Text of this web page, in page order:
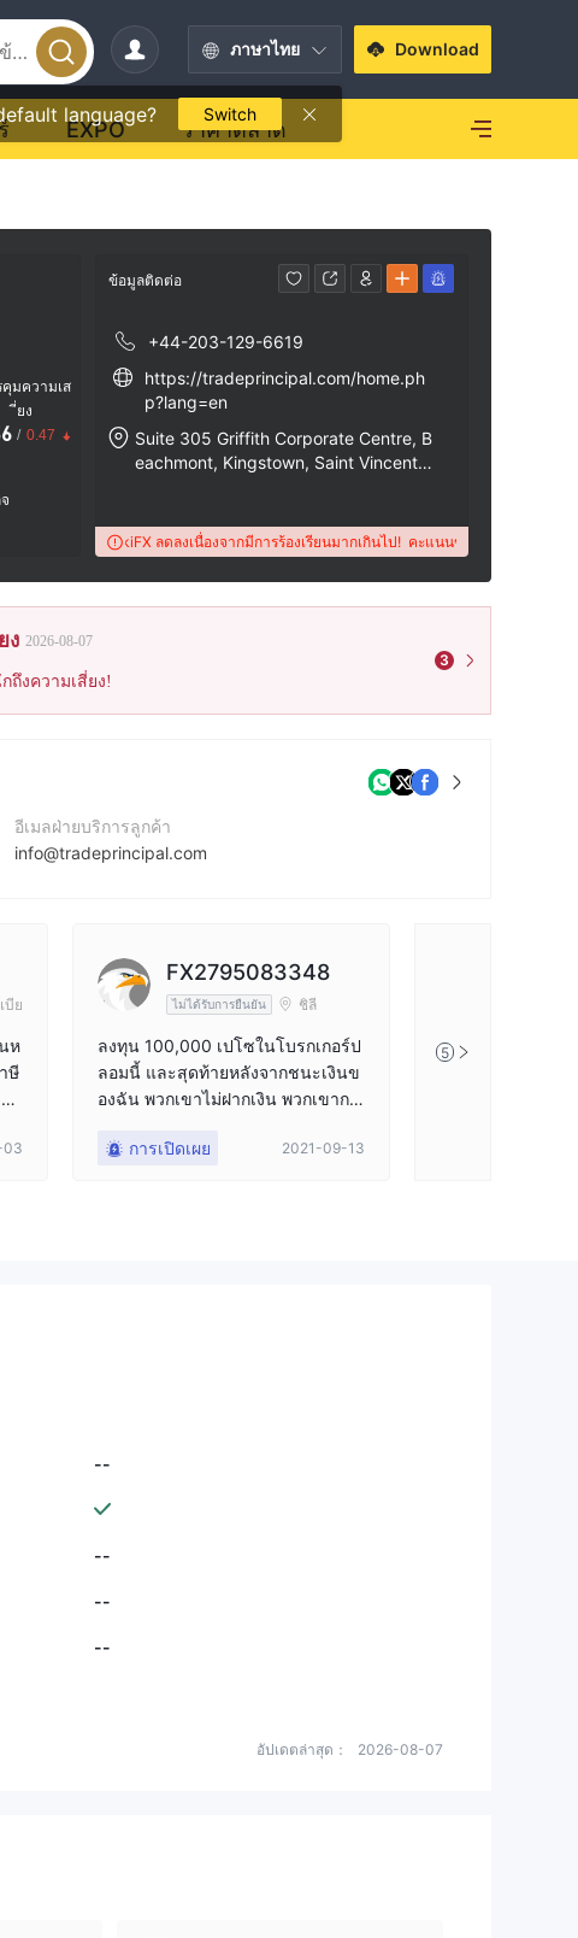
ภาษาไทย
language? Switch
Download
EXPO ราคาตลาด
คุมความเส
ี่ยง
/ 0.47
ข้อมูลติดต่อ
+44-203-129-6619
https://tradeprincipal.com/home.ph
p?lang=en
Suite 305 Griffith Corporate Centre, B
eachmont, Kingstown, Saint Vincent a
รกเกอร์นี้บน WikiFX ลดลงเนื่องจากมีการร้องเรียนมากเกินไป! คะแนนของโบรกเกอร์นี้บน
ง 2026-08-07
ถึงความเสี่ยง!
3
อีเมลฝ่ายบริการลูกค้า
info@tradeprincipal.com
เว็บไซต์ของบริษัท
https://tradeprincipal.com/home.php?lang=en
บีย
ห
ษี
ว
03
FX2795083348
ไม่ได้รับการยืนยัน ชิลี
ลงทุน 100,000 เปโซในโบรกเกอร์ป
ลอมนี้ และสุดท้ายหลังจากชนะเงินข
องฉัน พวกเขาไม่ฝากเงิน พวกเขากล
อกฉันว่าฉันจะกลายเป็นเศรษฐี มันเป็
การเปิดเผย 2021-09-13
5
--
--
--
--
อัปเดตล่าสุด： 2026-08-07